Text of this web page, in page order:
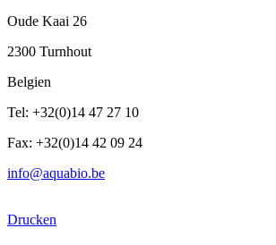
Oude Kaai 26
2300 Turnhout
Belgien
Tel: +32(0)14 47 27 10
Fax: +32(0)14 42 09 24
info@aquabio.be
Drucken